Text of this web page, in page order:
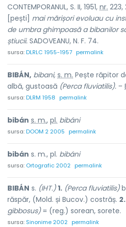
CONTEMPORANUL, S. II, 1951, nr. 223,
[pești] mai mărișori evoluau cu
de umbra ghimpoasă a bibanilor
știucii. SADOVEANU, N. F. 74.
sursa:DLRLC 1955-1957 permalink
BIBÁN, bibani, s. m. Pește răpitor
albă, gustoasă (Perca fluviatilis). –
sursa:DLRM 1958 permalink
bibán s. m., pl. bibáni
sursa:DOOM 2 2005 permalink
bibán s. m., pl. bibáni
sursa: Ortografic 2002 permalink
BIBÁN s. (IHT.) 1. (Perca fluviatilis)
răspăr, (Mold. și Bucov.) costrăș. 2.
gibbosus)= (reg.) sorean, sorete.
sursa: Sinonime 2002 permalink